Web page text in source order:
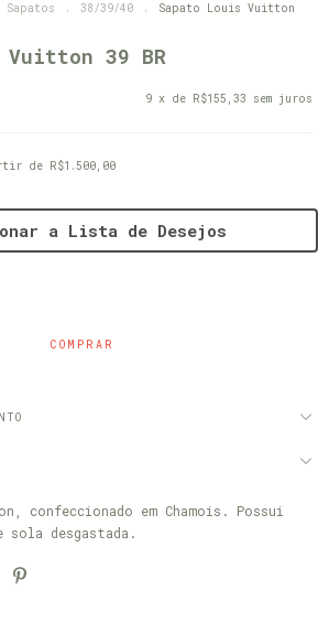
Sapatos . 38/39/40 .
Sapato Louis Vuitton
Vuitton 39 BR
9 x de R$155,33 sem juros
de R$1.500,00
a Lista de Desejos
confeccionado em Chamois. Possui
sola desgastada.